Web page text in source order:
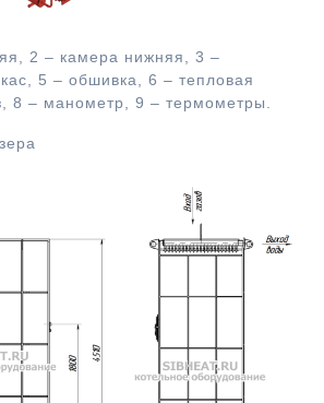
2 – камера нижняя, 3 –
5 – обшивка, 6 – тепловая
8 – манометр, 9 – термометры.